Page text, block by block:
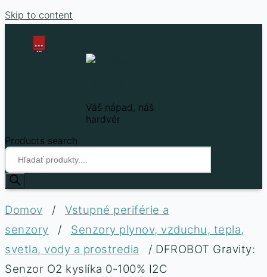
Skip to content
Váš nápad, náš
hardvér
Products search
...
...
Domov /
Vstupné periférie a
senzory
/
Senzory plynov, vzduchu, tepla,
svetla, vody a prostredia
/ DFROBOT Gravity:
Senzor O2 kyslíka 0-100% I2C